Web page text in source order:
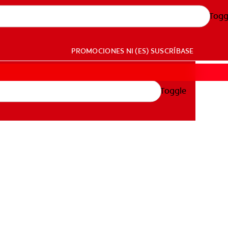
PROMOCIONES NI (ES) SUSCRÍBASE
Toggle